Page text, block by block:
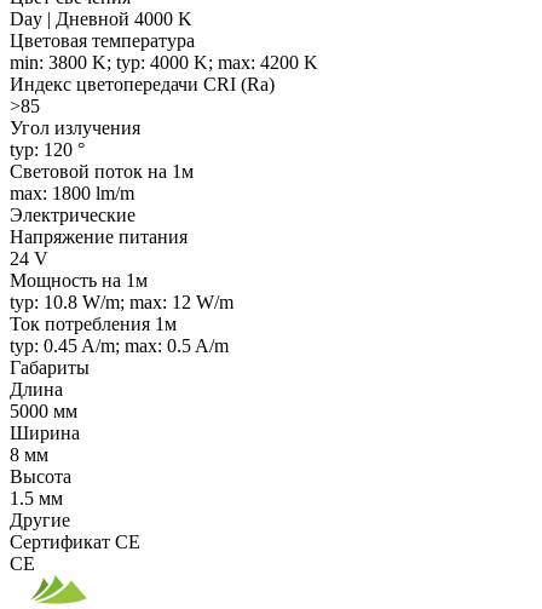
Day | Дневной 4000 K
Цветовая температура
min: 3800 K; typ: 4000 K; max: 4200 K
Индекс цветопередачи CRI (Ra)
>85
Угол излучения
typ: 120 °
Световой поток на 1м
max: 1800 lm/m
Электрические
Напряжение питания
24 V
Мощность на 1м
typ: 10.8 W/m; max: 12 W/m
Ток потребления 1м
typ: 0.45 A/m; max: 0.5 A/m
Габариты
Длина
5000 мм
Ширина
8 мм
Высота
1.5 мм
Другие
Сертификат CE
CE